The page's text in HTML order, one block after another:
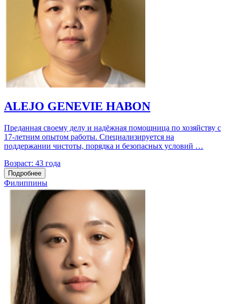
ALEJO GENEVIE HABON
Преданная своему делу и надёжная помощница по хозяйству с
17‑летним опытом работы. Специализируется на
поддержании чистоты, порядка и безопасных условий …
Возраст: 43 года
Подробнее
Филиппины